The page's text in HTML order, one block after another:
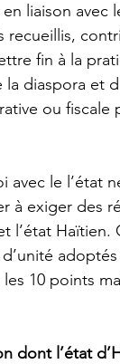
liaison avec
recueillis,
fin à la
diaspora et
ou fiscale
à exiger des
l’état Haïtien.
10 points
dont l’état